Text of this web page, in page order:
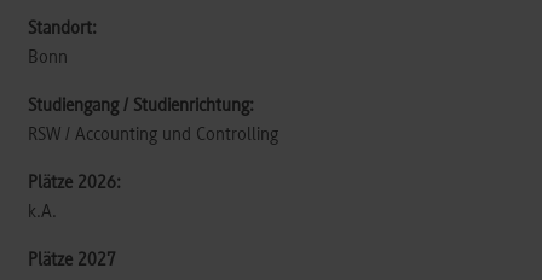
Bonn
RSW / Accounting und Controlling
k.A.